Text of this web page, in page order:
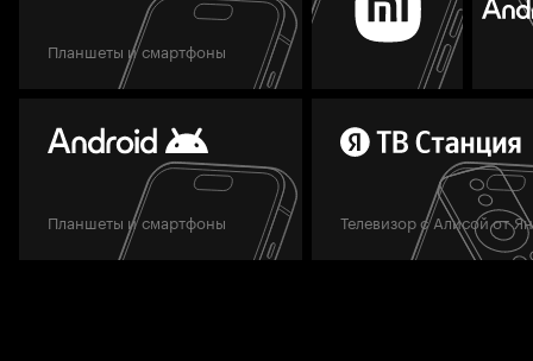
Планшеты и смартфоны
Планшеты и смартфоны Телевизор с Алисой от